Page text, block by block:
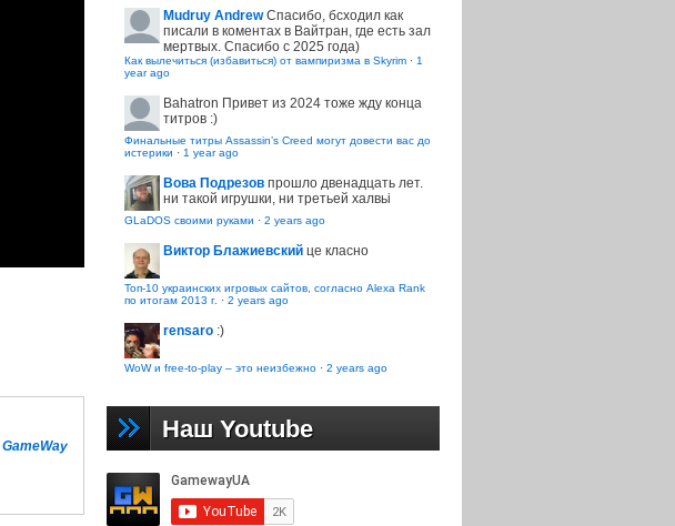
GameWay
Mudruy Andrew Спасибо, бсходил как
писали в коментах в Вайтран, где есть зал
мертвых. Спасибо с 2025 года)
Как вылечиться (избавиться) от вампиризма в Skyrim · 1
year ago
Bahatron Привет из 2024 тоже жду конца
титров :)
Финальные титры Assassin’s Creed могут довести вас до
истерики · 1 year ago
Вова Подрезов прошло двенадцать лет.
ни такой игрушки, ни третьей халвьі
GLaDOS своими руками · 2 years ago
Виктор Блажиевский це класно
Топ-10 украинских игровых сайтов, согласно Alexa Rank
по итогам 2013 г. · 2 years ago
rensaro :)
WoW и free-to-play – это неизбежно · 2 years ago
Наш Youtube